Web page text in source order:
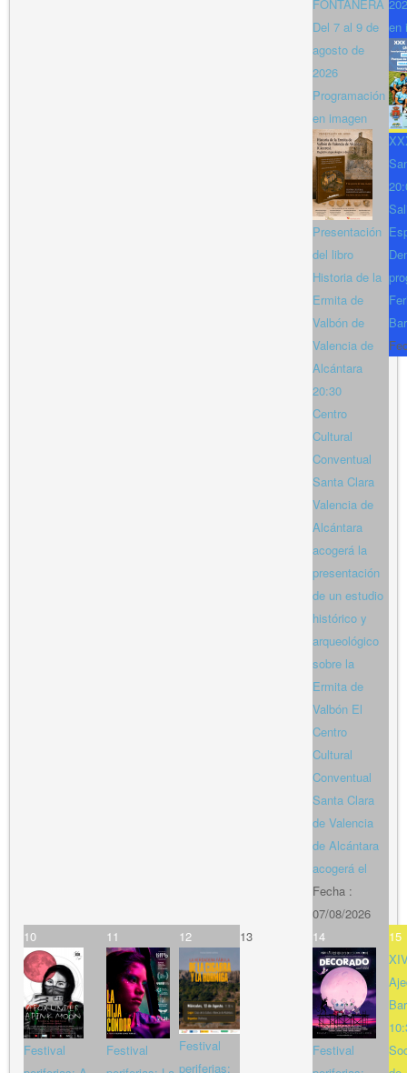
FONTAÑERA
Del 7 al 9 de
agosto de
2026
Programación
en imagen
Presentación
del libro
Historia de la
Ermita de
Valbón de
Valencia de
Alcántara
20:30
Centro
Cultural
Conventual
Santa Clara
Valencia de
Alcántara
acogerá la
presentación
de un estudio
histórico y
arqueológico
sobre la
Ermita de
Valbón El
Centro
Cultural
Conventual
Santa Clara
de Valencia
de Alcántara
acogerá el
Fecha :
07/08/2026
en
10
Festival
11
Festival
12
Festival
periferias:
13 14
Festival
15